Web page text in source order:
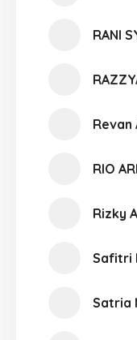
RANI
Revan
RIO
Rizky
Safitri
Satria